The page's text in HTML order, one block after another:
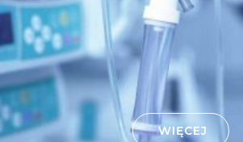
WIĘCEJ